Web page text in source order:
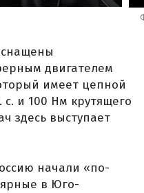
двигателем
имеет цепной
и 100 Нм крутящего
здесь выступает
начали «по-
в Юго-